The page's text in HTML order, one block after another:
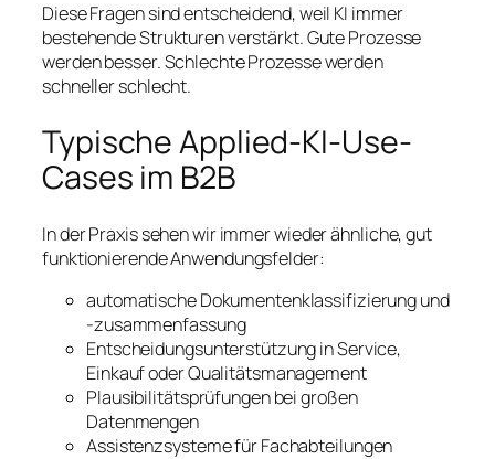
Diese Fragen sind entscheidend, weil KI immer
bestehende Strukturen verstärkt. Gute Prozesse
werden besser. Schlechte Prozesse werden
schneller schlecht.
Typische Applied-KI-Use-
Cases im B2B
In der Praxis sehen wir immer wieder ähnliche, gut
funktionierende Anwendungsfelder:
automatische Dokumentenklassifizierung und
-zusammenfassung
Entscheidungsunterstützung in Service,
Einkauf oder Qualitätsmanagement
Plausibilitätsprüfungen bei großen
Datenmengen
Assistenzsysteme für Fachabteilungen